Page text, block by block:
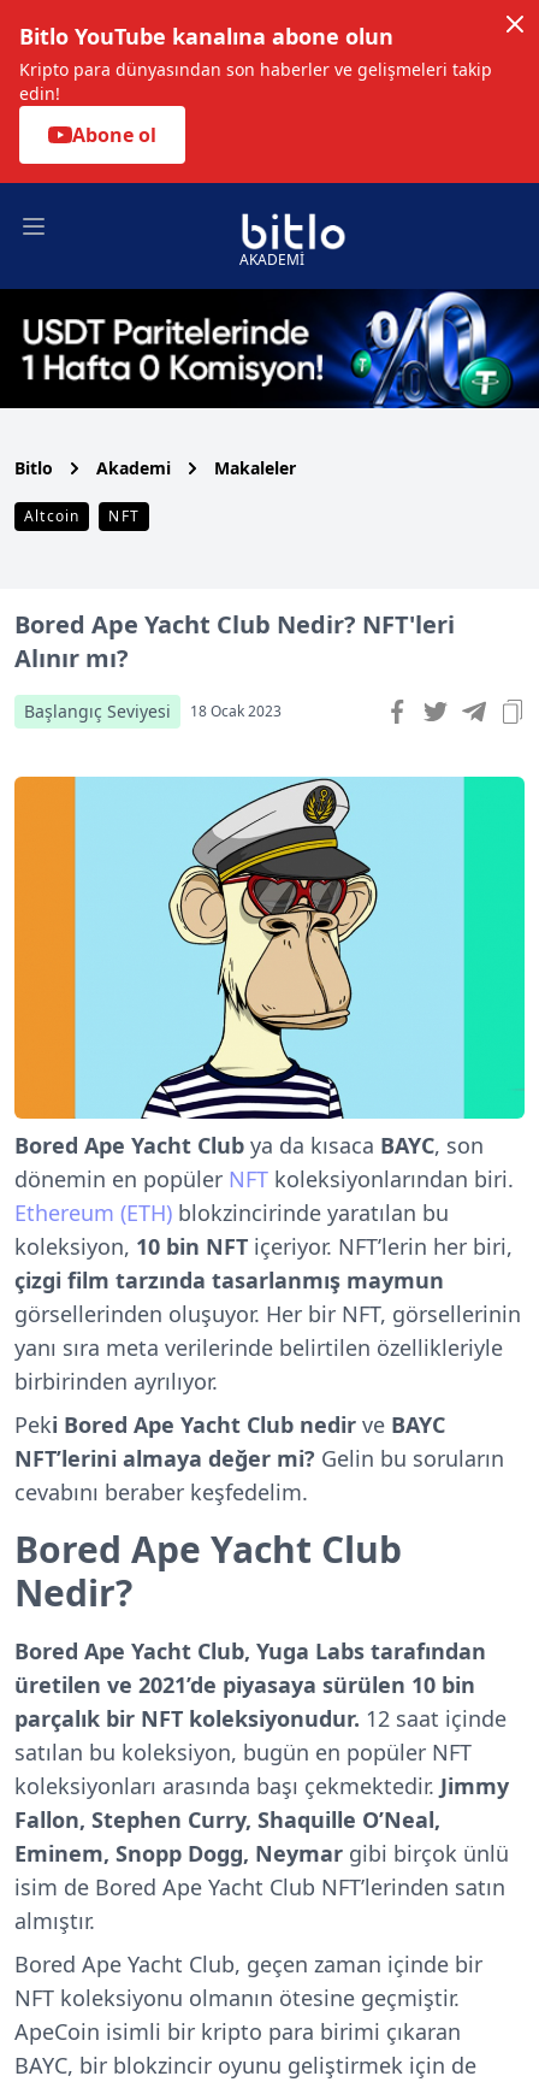
Bitlo YouTube kanalına abone olun
Kripto para dünyasından son haberler ve gelişmeleri takip
edin!
Abone ol
Open main menu
AKADEMİ
Bitlo Akademi Makaleler
Altcoin NFT
Bored Ape Yacht Club Nedir? NFT'leri
Alınır mı?
Başlangıç Seviyesi 18 Ocak 2023
Bored Ape Yacht Club ya da kısaca BAYC, son
dönemin en popüler NFT koleksiyonlarından biri.
Ethereum (ETH) blokzincirinde yaratılan bu
koleksiyon, 10 bin NFT içeriyor. NFT’lerin her biri,
çizgi film tarzında tasarlanmış maymun
görsellerinden oluşuyor. Her bir NFT, görsellerinin
yanı sıra meta verilerinde belirtilen özellikleriyle
birbirinden ayrılıyor.
Peki Bored Ape Yacht Club nedir ve BAYC
NFT’lerini almaya değer mi? Gelin bu soruların
cevabını beraber keşfedelim.
Bored Ape Yacht Club
Nedir?
Bored Ape Yacht Club, Yuga Labs tarafından
üretilen ve 2021’de piyasaya sürülen 10 bin
parçalık bir NFT koleksiyonudur. 12 saat içinde
satılan bu koleksiyon, bugün en popüler NFT
koleksiyonları arasında başı çekmektedir. Jimmy
Fallon, Stephen Curry, Shaquille O’Neal,
Eminem, Snopp Dogg, Neymar gibi birçok ünlü
isim de Bored Ape Yacht Club NFT’lerinden satın
almıştır.
Bored Ape Yacht Club, geçen zaman içinde bir
NFT koleksiyonu olmanın ötesine geçmiştir.
ApeCoin isimli bir kripto para birimi çıkaran
BAYC, bir blokzincir oyunu geliştirmek için de